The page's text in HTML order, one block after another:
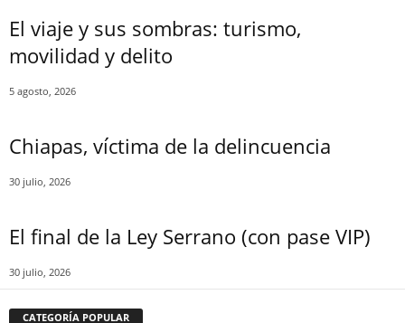
El viaje y sus sombras: turismo,
movilidad y delito
5 agosto, 2026
Chiapas, víctima de la delincuencia
30 julio, 2026
El final de la Ley Serrano (con pase VIP)
30 julio, 2026
CATEGORÍA POPULAR